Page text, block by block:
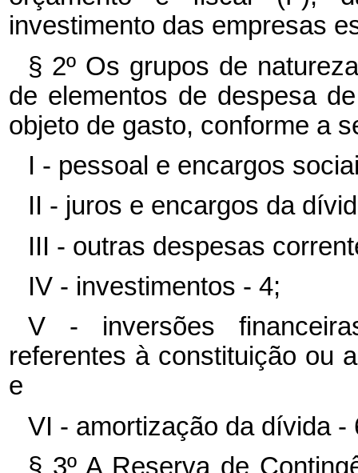
investimento das empresas
§ 2º Os grupos de
de elementos de despesa
objeto de gasto, conforme a
I - pessoal e encargos
II - juros e encargos da
III - outras despesas
IV - investimentos - 4;
V - inversões
referentes à constituição ou
e
VI - amortização da dívida -
§ 3º A Reserva de